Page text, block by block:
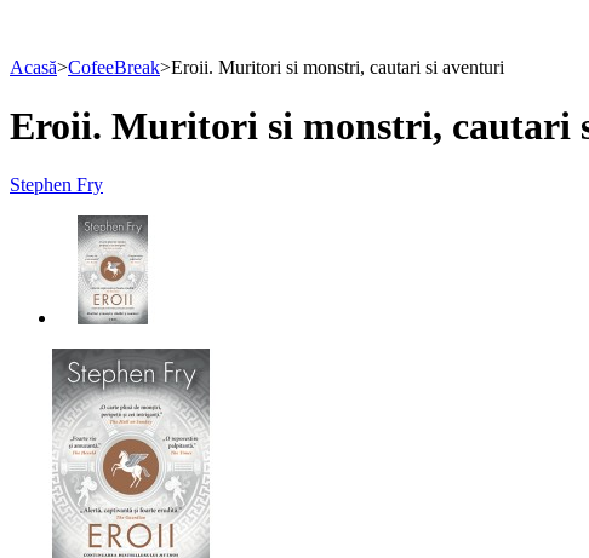
Acasă>CofeeBreak>Eroii. Muritori si monstri, cautari si aventuri
Eroii. Muritori si monstri, cautari
Stephen Fry